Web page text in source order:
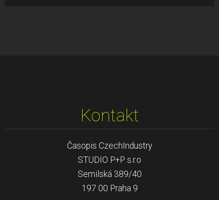
Kontakt
Časopis CzechIndustry
STUDIO P+P s.r.o
Semilská 389/40
197 00 Praha 9